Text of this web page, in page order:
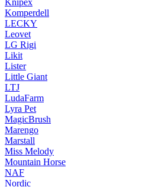
Knipex
Komperdell
LECKY
Leovet
LG Rigi
Likit
Lister
Little Giant
LTJ
LudaFarm
Lyra Pet
MagicBrush
Marengo
Marstall
Miss Melody
Mountain Horse
NAF
Nordic